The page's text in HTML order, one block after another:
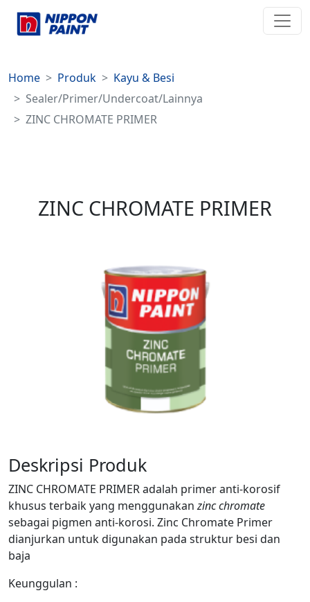
Home Produk
Kayu & Besi
Sealer/Primer/Undercoat/Lainnya
ZINC CHROMATE PRIMER
ZINC CHROMATE PRIMER
Deskripsi Produk
ZINC CHROMATE PRIMER adalah primer anti-korosif
khusus terbaik yang menggunakanzinc chromate
sebagai pigmen anti-korosi. Zinc Chromate Primer
dianjurkan untuk digunakan pada struktur besi dan
baja
Keunggulan :